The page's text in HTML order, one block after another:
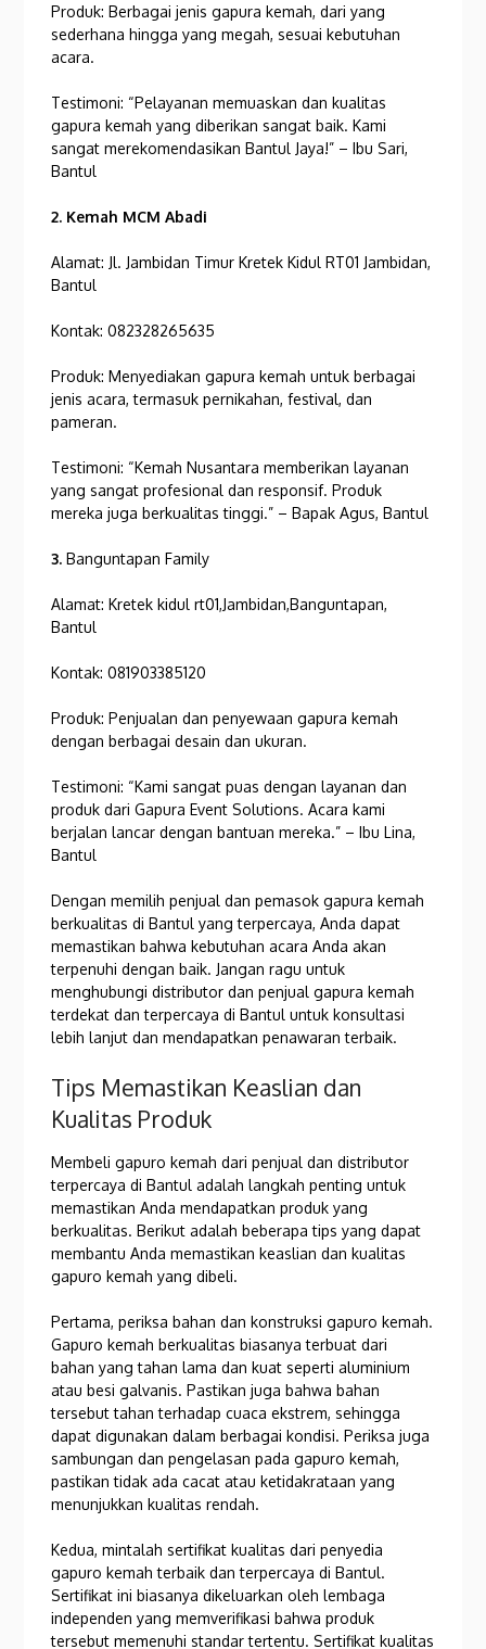
Produk: Berbagai jenis gapura kemah, dari yang
sederhana hingga yang megah, sesuai kebutuhan
acara.
Testimoni: “Pelayanan memuaskan dan kualitas
gapura kemah yang diberikan sangat baik. Kami
sangat merekomendasikan Bantul Jaya!” – Ibu Sari,
Bantul
2. Kemah MCM Abadi
Alamat: Jl. Jambidan Timur Kretek Kidul RT01 Jambidan,
Bantul
Kontak: 082328265635
Produk: Menyediakan gapura kemah untuk berbagai
jenis acara, termasuk pernikahan, festival, dan
pameran.
Testimoni: “Kemah Nusantara memberikan layanan
yang sangat profesional dan responsif. Produk
mereka juga berkualitas tinggi.” – Bapak Agus, Bantul
3.Banguntapan Family
Alamat: Kretek kidul rt01,Jambidan,Banguntapan,
Bantul
Kontak: 081903385120
Produk: Penjualan dan penyewaan gapura kemah
dengan berbagai desain dan ukuran.
Testimoni: “Kami sangat puas dengan layanan dan
produk dari Gapura Event Solutions. Acara kami
berjalan lancar dengan bantuan mereka.” – Ibu Lina,
Bantul
Dengan memilih penjual dan pemasok gapura kemah
berkualitas di Bantul yang terpercaya, Anda dapat
memastikan bahwa kebutuhan acara Anda akan
terpenuhi dengan baik. Jangan ragu untuk
menghubungi distributor dan penjual gapura kemah
terdekat dan terpercaya di Bantul untuk konsultasi
lebih lanjut dan mendapatkan penawaran terbaik.
Tips Memastikan Keaslian dan
Kualitas Produk
Membeli gapuro kemah dari penjual dan distributor
terpercaya di Bantul adalah langkah penting untuk
memastikan Anda mendapatkan produk yang
berkualitas. Berikut adalah beberapa tips yang dapat
membantu Anda memastikan keaslian dan kualitas
gapuro kemah yang dibeli.
Pertama, periksa bahan dan konstruksi gapuro kemah.
Gapuro kemah berkualitas biasanya terbuat dari
bahan yang tahan lama dan kuat seperti aluminium
atau besi galvanis. Pastikan juga bahwa bahan
tersebut tahan terhadap cuaca ekstrem, sehingga
dapat digunakan dalam berbagai kondisi. Periksa juga
sambungan dan pengelasan pada gapuro kemah,
pastikan tidak ada cacat atau ketidakrataan yang
menunjukkan kualitas rendah.
Kedua, mintalah sertifikat kualitas dari penyedia
gapuro kemah terbaik dan terpercaya di Bantul.
Sertifikat ini biasanya dikeluarkan oleh lembaga
independen yang memverifikasi bahwa produk
tersebut memenuhi standar tertentu. Sertifikat kualitas